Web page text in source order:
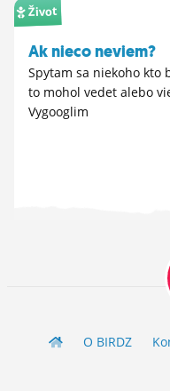
Život
Ak nieco neviem?
Spytam sa niekoho kto
to mohol vedet alebo
Vygooglim
O BIRDZ